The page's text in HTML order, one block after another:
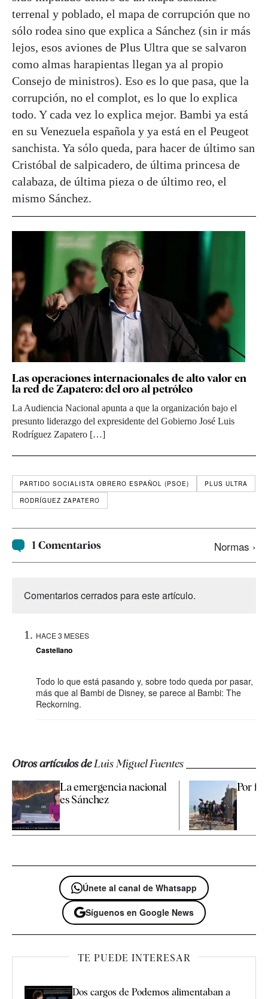
terrenal y poblado, el mapa de corrupción que no
sólo rodea sino que explica a Sánchez (sin ir más
lejos, esos aviones de Plus Ultra que se salvaron
como almas harapientas llegan ya al propio
Consejo de ministros). Eso es lo que pasa, que la
corrupción, no el complot, es lo que lo explica
todo. Y cada vez lo explica mejor. Bambi ya está
en su Venezuela española y ya está en el Peugeot
sanchista. Ya sólo queda, para hacer de último san
Cristóbal de salpicadero, de última princesa de
calabaza, de última pieza o de último reo, el
mismo Sánchez.
Las operaciones internacionales de alto valor en
la red de Zapatero: del oro al petróleo
La Audiencia Nacional apunta a que la organización bajo el
presunto liderazgo del expresidente del Gobierno José Luis
Rodríguez Zapatero […]
PARTIDO SOCIALISTA OBRERO ESPAÑOL (PSOE)
PLUS ULTRA
RODRÍGUEZ ZAPATERO
1 Comentarios Normas ›
Comentarios cerrados para este artículo.
HACE 3 MESES
Castellano
Todo lo que está pasando y, sobre todo queda por pasar,
más que al Bambi de Disney, se parece al Bambi: The
Reckorning.
Otros artículos deLuis Miguel Fuentes
La emergencia nacional
es Sánchez
Por
Únete al canal de Whatsapp
Síguenos en Google News
TE PUEDE INTERESAR
Dos cargos de Podemos alimentaban a